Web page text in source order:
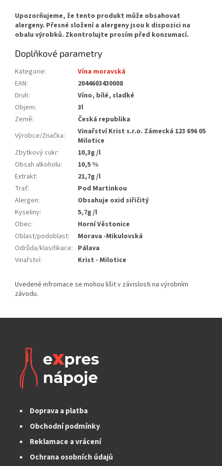
Doplňkové parametry
Kategorie:
Vína moravská
EAN:
2044603430008
Druh:
Víno, bílé, sladké
Objem:
3l
Země:
Česká republika
Výrobce/Značka:
Vinařství Krist s.r.o. Zámecká 123 696 05
Milotice
Zbytkový cukr:
10,3g /l
Obsah alkoholu:
10,5 %
Extrakt:
21,7g /l
Trať:
Pod Martinkou
Alergen:
Obsahuje oxid siřičitý
Kyseliny:
5,7g /l
Obec:
Horní Věstonice
Oblast/podoblast:
Morava -Mikulovská
Odrůda/klasifikace: Pálava
Vinařství: Krist - Milotice
Doprava a platba
Obchodní podmínky
Reklamace a vrácení
Ochrana osobních údajů